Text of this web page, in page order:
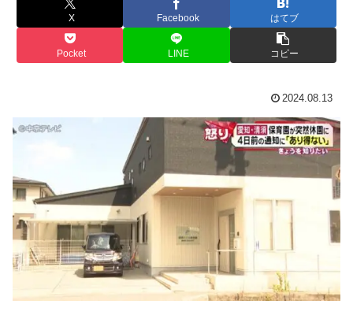
X Facebook はてブ
Pocket LINE コピー
2024.08.13